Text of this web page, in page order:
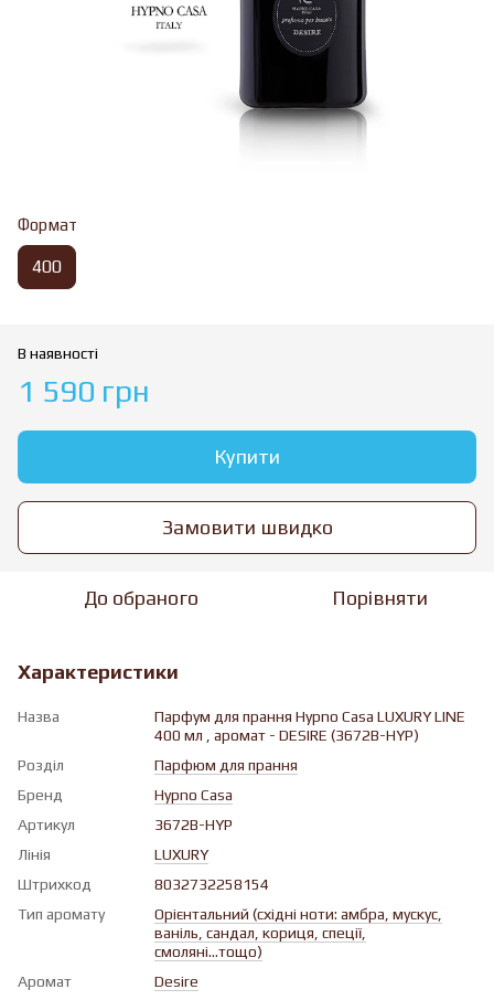
Формат
400
В наявності
1 590 грн
Купити
Замовити швидко
До обраного Порівняти
Характеристики
Назва
Парфум для прання Hypno Casa LUXURY LINE
400 мл , аромат - DESIRE (3672B-HYP)
Розділ
Парфюм для прання
Бренд
Hypno Casa
Артикул
3672B-HYP
Лінія
LUXURY
Штрихкод
8032732258154
Тип аромату
Орієнтальний (східні ноти: амбра, мускус,
ваніль, сандал, кориця, спеції,
смоляні...тощо)
Аромат
Desire